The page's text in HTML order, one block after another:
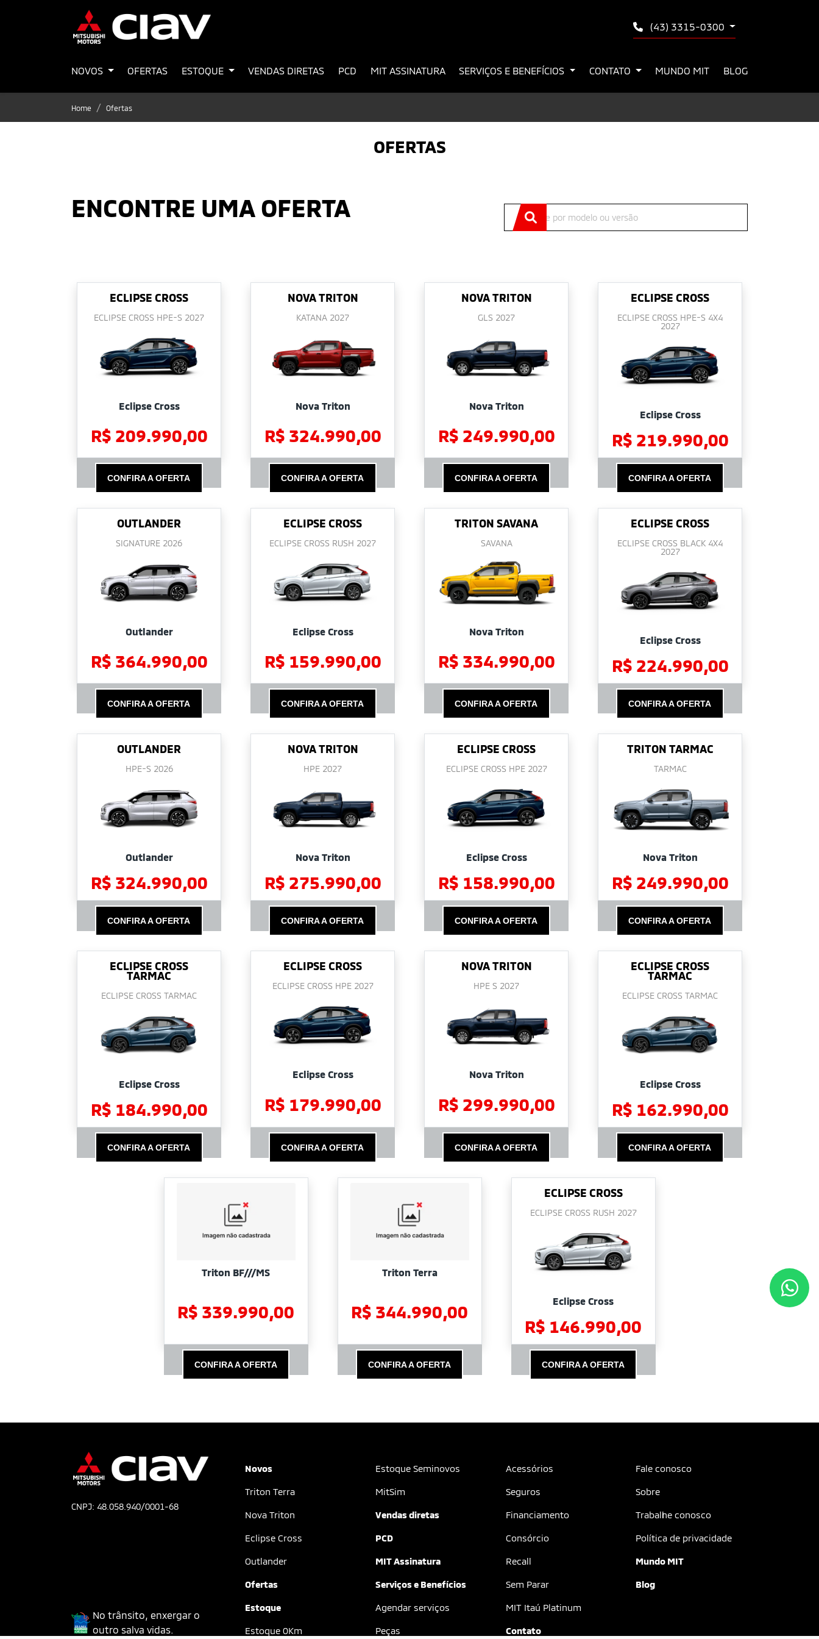
(43) 3315-0300
NOVOS OFERTAS ESTOQUE VENDAS DIRETAS PCD MIT ASSINATURA SERVIÇOS E BENEFÍCIOS CONTATO MUNDO MIT BLOG
Home Ofertas
OFERTAS
ENCONTRE UMA OFERTA
ECLIPSE CROSS
ECLIPSE CROSS HPE-S 2027
Eclipse Cross
R$ 209.990,00
CONFIRA A OFERTA
NOVA TRITON
KATANA 2027
Nova Triton
R$ 324.990,00
CONFIRA A OFERTA
NOVA TRITON
GLS 2027
Nova Triton
R$ 249.990,00
CONFIRA A OFERTA
ECLIPSE CROSS
ECLIPSE CROSS HPE-S 4X4
2027
Eclipse Cross
R$ 219.990,00
CONFIRA A OFERTA
OUTLANDER
SIGNATURE 2026
Outlander
R$ 364.990,00
CONFIRA A OFERTA
ECLIPSE CROSS
ECLIPSE CROSS RUSH 2027
Eclipse Cross
R$ 159.990,00
CONFIRA A OFERTA
TRITON SAVANA
SAVANA
Nova Triton
R$ 334.990,00
CONFIRA A OFERTA
ECLIPSE CROSS
ECLIPSE CROSS BLACK 4X4
2027
Eclipse Cross
R$ 224.990,00
CONFIRA A OFERTA
OUTLANDER
HPE-S 2026
Outlander
R$ 324.990,00
CONFIRA A OFERTA
NOVA TRITON
HPE 2027
Nova Triton
R$ 275.990,00
CONFIRA A OFERTA
ECLIPSE CROSS
ECLIPSE CROSS HPE 2027
Eclipse Cross
R$ 158.990,00
CONFIRA A OFERTA
TRITON TARMAC
TARMAC
Nova Triton
R$ 249.990,00
CONFIRA A OFERTA
ECLIPSE CROSS
TARMAC
ECLIPSE CROSS TARMAC
Eclipse Cross
R$ 184.990,00
CONFIRA A OFERTA
ECLIPSE CROSS
ECLIPSE CROSS HPE 2027
Eclipse Cross
R$ 179.990,00
CONFIRA A OFERTA
NOVA TRITON
HPE S 2027
Nova Triton
R$ 299.990,00
CONFIRA A OFERTA
ECLIPSE CROSS
TARMAC
ECLIPSE CROSS TARMAC
Eclipse Cross
R$ 162.990,00
CONFIRA A OFERTA
Triton BF///MS
R$ 339.990,00
CONFIRA A OFERTA
Triton Terra
R$ 344.990,00
CONFIRA A OFERTA
ECLIPSE CROSS
ECLIPSE CROSS RUSH 2027
Eclipse Cross
R$ 146.990,00
CONFIRA A OFERTA
CNPJ: 48.058.940/0001-68
No trânsito, enxergar o
outro salva vidas.
Novos
Triton Terra
Nova Triton
Eclipse Cross
Outlander
Ofertas
Estoque
Estoque 0Km
Estoque Seminovos
MitSim
Vendas diretas
PCD
MIT Assinatura
Serviços e Benefícios
Agendar serviços
Peças
Acessórios
Seguros
Financiamento
Consórcio
Recall
Sem Parar
MIT Itaú Platinum
Contato
Fale conosco
Sobre
Trabalhe conosco
Política de privacidade
Mundo MIT
Blog